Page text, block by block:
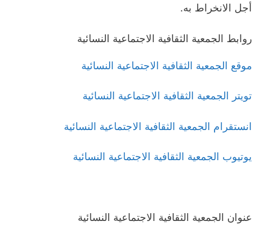
أجل الانخراط به.
روابط الجمعية الثقافية الاجتماعية النسائية
موقع الجمعية الثقافية الاجتماعية النسائية
تويتر الجمعية الثقافية الاجتماعية النسائية
انستقرام الجمعية الثقافية الاجتماعية النسائية
يوتيوب الجمعية الثقافية الاجتماعية النسائية
عنوان الجمعية الثقافية الاجتماعية النسائية